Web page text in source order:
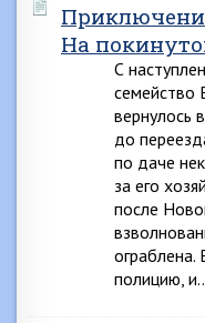
На
С
семейство
вернулось
до
по даче
за его
после
полицию,